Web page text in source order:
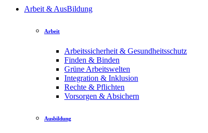
Arbeit & AusBildung
Arbeit
Arbeitssicherheit & Gesundheitsschutz
Finden & Binden
Grüne Arbeitswelten
Integration & Inklusion
Rechte & Pflichten
Vorsorgen & Absichern
Ausbildung